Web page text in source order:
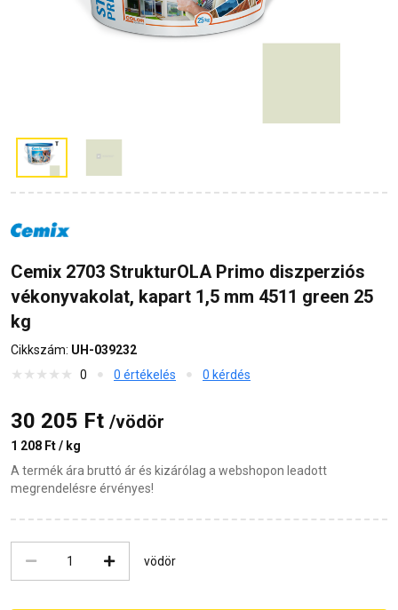
Cemix 2703 StrukturOLA Primo diszperziós
vékonyvakolat, kapart 1,5 mm 4511 green 25
kg
Cikkszám: UH-039232
0
0 értékelés 0 kérdés
30 205 Ft /vödör
1 208 Ft / kg
A termék ára bruttó ár és kizárólag a webshopon leadott
megrendelésre érvényes!
vödör